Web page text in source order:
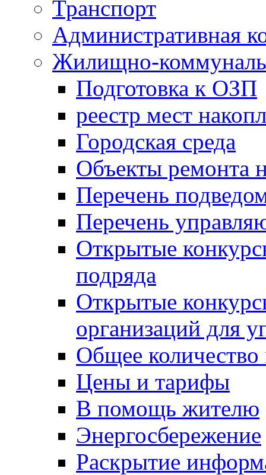
Транспорт
Административная
Жилищно-
Подготовка к ОЗП
реестр мест
Городская среда
Объекты ремонта
Перечень
Перечень
Открытые
подряда
Открытые
организаций для
Общее
Цены и тарифы
В помощь жителю
Энергосбережение
Раскрытие